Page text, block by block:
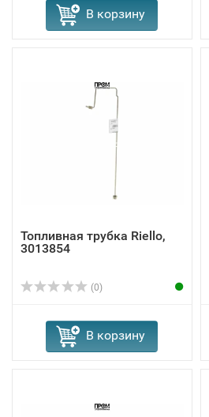
В корзину
Топливная трубка Riello,
3013854
(0)
В корзину